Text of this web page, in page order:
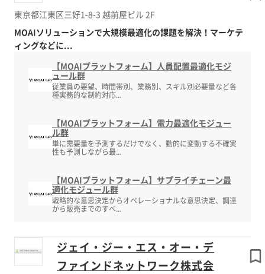
東京都江東区三好1-8-3 越前屋ビル 2F
MOAIソリューションで大規模最適化の課題を解決！マーケテ
ィングなどに...
【MOAIプラットフォーム】人員配置最適化モジ
ュール群
従業員の要望、時間帯別、業務別、スキル別必要量など各
種実務的な制約対応...
【MOAIプラットフォーム】電力最適化モジュー
ル群
単に需要量を予測するだけでなく、動的に変動する不確実
性も予測しながら最...
【MOAIプラットフォーム】サプライチェーン最
適化モジュール群
戦略的な意思決定からオペレーショナルな意思決定、調達
から販売までのすべ...
ジェイ・ジー・エス・オー・デ
ファインドネットワーク株式会